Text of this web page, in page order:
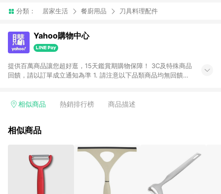
分類： 居家生活 餐廚用品 刀具料理配件
Yahoo購物中心
提供百萬商品讓您超好逛，15天鑑賞期購物保障！ 3C及特殊商品
回饋，請以訂單成立通知為準 1. 請注意以下品類商品均無回饋：
電玩/遊戲/相機/單眼/鏡頭/拍立得 [2024/6/1起適用] -內接硬
的購回饋活動享Yahoo超贈點回饋者 - 購物中心商店之商品：商
3. 訂單回饋金額將扣除運費/購物金/超贈點/福利金/紅利折抵/折
價券等虛擬貨幣折抵 4. 大宗採購或批發轉賣不具回饋資格： 如
有相關事證認定您為大宗採購、批發轉賣而非最終消費使用者，
相關認定以Yahoo購物中心之認定為準
相似商品 熱銷排行榜 商品描述
相似商品